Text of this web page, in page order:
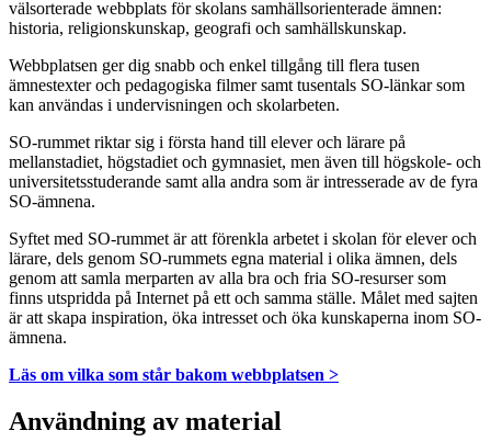
välsorterade webbplats för skolans samhällsorienterade ämnen:
historia, religionskunskap, geografi och samhällskunskap.
Webbplatsen ger dig snabb och enkel tillgång till flera tusen
ämnestexter och pedagogiska filmer samt tusentals SO-länkar som
kan användas i undervisningen och skolarbeten.
SO-rummet riktar sig i första hand till elever och lärare på
mellanstadiet, högstadiet och gymnasiet, men även till högskole- och
universitetsstuderande samt alla andra som är intresserade av de fyra
SO-ämnena.
Syftet med SO-rummet är att förenkla arbetet i skolan för elever och
lärare, dels genom SO-rummets egna material i olika ämnen, dels
genom att samla merparten av alla bra och fria SO-resurser som
finns utspridda på Internet på ett och samma ställe. Målet med sajten
är att skapa inspiration, öka intresset och öka kunskaperna inom SO-
ämnena.
Läs om vilka som står bakom webbplatsen >
Användning av material